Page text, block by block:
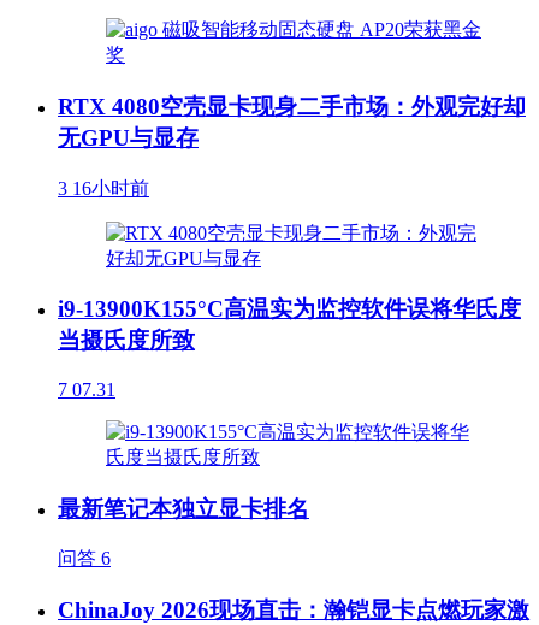
RTX 4080空壳显卡现身二手市场：外观完好却
无GPU与显存
3 16小时前
i9-13900K155°C高温实为监控软件误将华氏度
当摄氏度所致
7 07.31
最新笔记本独立显卡排名
问答 6
ChinaJoy 2026现场直击：瀚铠显卡点燃玩家激